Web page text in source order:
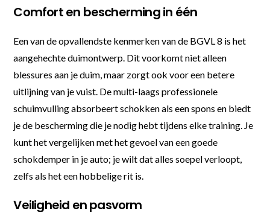
Comfort en bescherming in één
Een van de opvallendste kenmerken van de BGVL 8 is het
aangehechte duimontwerp. Dit voorkomt niet alleen
blessures aan je duim, maar zorgt ook voor een betere
uitlijning van je vuist. De multi-laags professionele
schuimvulling absorbeert schokken als een spons en biedt
je de bescherming die je nodig hebt tijdens elke training. Je
kunt het vergelijken met het gevoel van een goede
schokdemper in je auto; je wilt dat alles soepel verloopt,
zelfs als het een hobbelige rit is.
Veiligheid en pasvorm